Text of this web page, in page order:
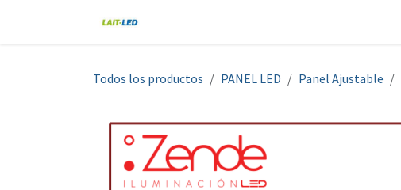
Todos los productos PANEL LED Panel Ajustable